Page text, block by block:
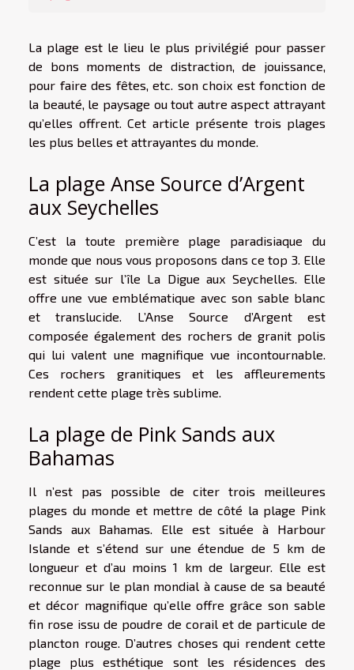
La plage est le lieu le plus privilégié pour passer
de bons moments de distraction, de jouissance,
pour faire des fêtes, etc. son choix est fonction de
la beauté, le paysage ou tout autre aspect attrayant
qu’elles offrent. Cet article présente trois plages
les plus belles et attrayantes du monde.
La plage Anse Source d’Argent
aux Seychelles
C’est la toute première plage paradisiaque du
monde que nous vous proposons dans ce top 3. Elle
est située sur l’île La Digue aux Seychelles. Elle
offre une vue emblématique avec son sable blanc
et translucide. L’Anse Source d’Argent est
composée également des rochers de granit polis
qui lui valent une magnifique vue incontournable.
Ces rochers granitiques et les affleurements
rendent cette plage très sublime.
La plage de Pink Sands aux
Bahamas
Il n’est pas possible de citer trois meilleures
plages du monde et mettre de côté la plage Pink
Sands aux Bahamas. Elle est située à Harbour
Islande et s’étend sur une étendue de 5 km de
longueur et d’au moins 1 km de largeur. Elle est
reconnue sur le plan mondial à cause de sa beauté
et décor magnifique qu’elle offre grâce son sable
fin rose issu de poudre de corail et de particule de
plancton rouge. D’autres choses qui rendent cette
plage plus esthétique sont les résidences des